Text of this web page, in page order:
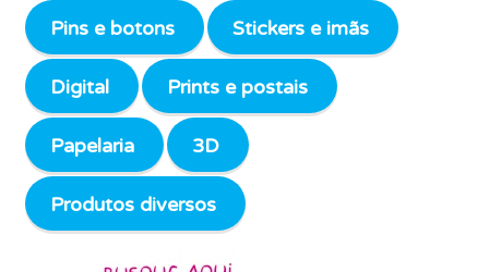
Pins e botons Stickers e imãs
Digital Prints e postais
Papelaria 3D
Produtos diversos